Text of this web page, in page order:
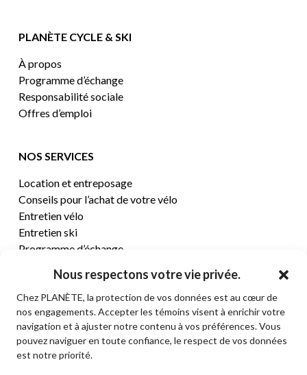
Nous respectons votre vie privée.
Chez PLANÈTE, la protection de vos données est au cœur de
nos engagements. Accepter les témoins visent à enrichir votre
navigation et à ajuster notre contenu à vos préférences. Vous
pouvez naviguer en toute confiance, le respect de vos données
est notre priorité.
PLANÈTE CYCLE & SKI
À propos
Programme d’échange
Responsabilité sociale
Offres d’emploi
NOS SERVICES
Location et entreposage
Conseils pour l’achat de votre vélo
Entretien vélo
Entretien ski
Programme d’échange
CENTRE D’AIDE
Termes et conditions de vente
Retours et remboursements
Politique de confidentialité